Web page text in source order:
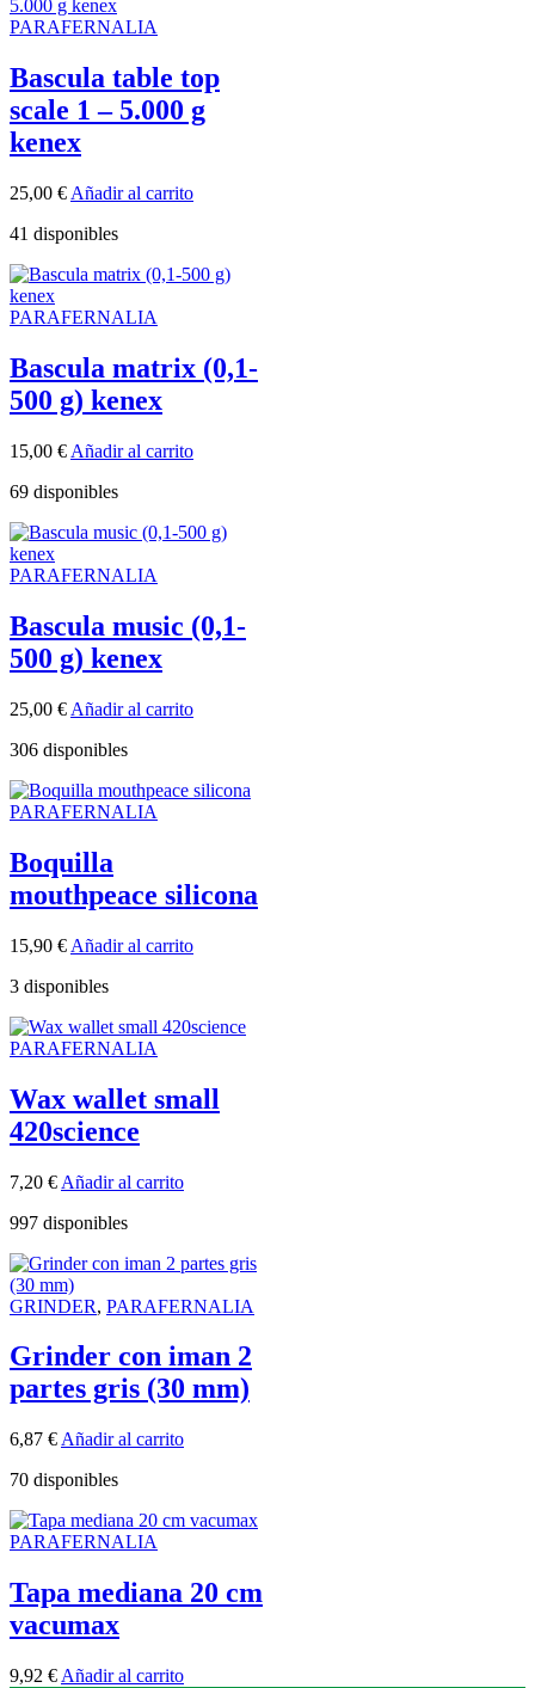
PARAFERNALIA
Bascula table top
scale 1 – 5.000 g
kenex
25,00 € Añadir al carrito
41 disponibles
PARAFERNALIA
Bascula matrix (0,1-
500 g) kenex
15,00 € Añadir al carrito
69 disponibles
PARAFERNALIA
Bascula music (0,1-
500 g) kenex
25,00 € Añadir al carrito
306 disponibles
PARAFERNALIA
Boquilla
mouthpeace silicona
15,90 € Añadir al carrito
3 disponibles
PARAFERNALIA
Wax wallet small
420science
7,20 € Añadir al carrito
997 disponibles
GRINDER, PARAFERNALIA
Grinder con iman 2
partes gris (30 mm)
6,87 € Añadir al carrito
70 disponibles
PARAFERNALIA
Tapa mediana 20 cm
vacumax
9,92 € Añadir al carrito